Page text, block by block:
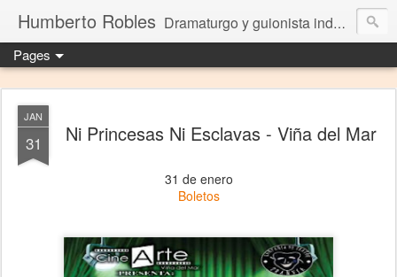
Humberto Robles Dramaturgo y guionista independiente
Pages
JAN
31 Ni Princesas Ni Esclavas - Viña del Mar
31 de enero
Boletos